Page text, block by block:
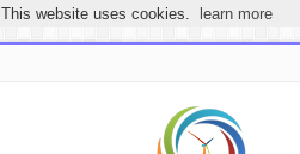
مرحباً بكـ بموقع علوم للجميعThis website uses cookies. learn more